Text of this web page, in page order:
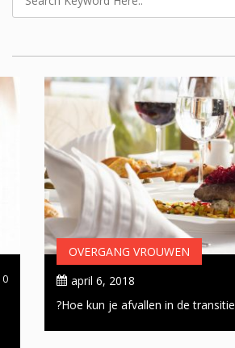
OVERGANG VROUWEN
april 6, 2018
Hoe kun je afvallen in de transitie?
0